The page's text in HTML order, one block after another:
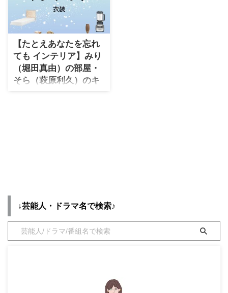
ドラマファッションを着用シーン
別・コーデ別に紹介してます♪
【たとえあなたを忘れ
ても インテリア】みり
（堀田真由）の部屋・
そら（萩原利久）のキ
ッチンカーのインテリ
ている家具･家電･雑貨などをまと
めています♪ ドラマで使われて
るインテリアを特定できたら す
ぐに更新しています。 ↓キャ
ストのドラマ衣装はこちらから♪
↓芸能人・ドラマ名で検索♪